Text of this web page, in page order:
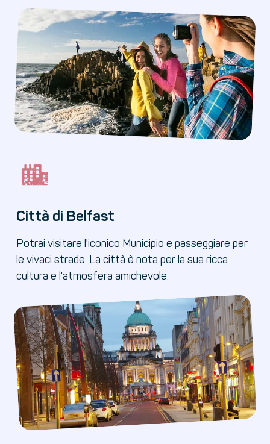
Città di Belfast
Potrai visitare l'iconico Municipio e passeggiare per
le vivaci strade. La città è nota per la sua ricca
cultura e l'atmosfera amichevole.